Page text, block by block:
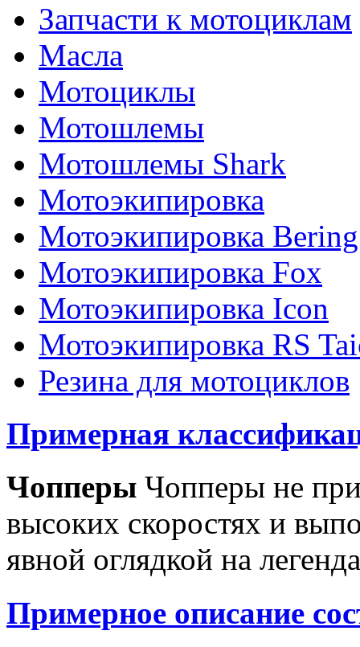
Запчасти к мотоциклам
Масла
Мотоциклы
Мотошлемы
Мотошлемы Shark
Мотоэкипировка
Мотоэкипировка Bering
Мотоэкипировка Fox
Мотоэкипировка Icon
Мотоэкипировка RS
Резина для мотоциклов
Примерная
Чопперы Чопперы не
высоких скоростях и
явной оглядкой на
Примерное описание